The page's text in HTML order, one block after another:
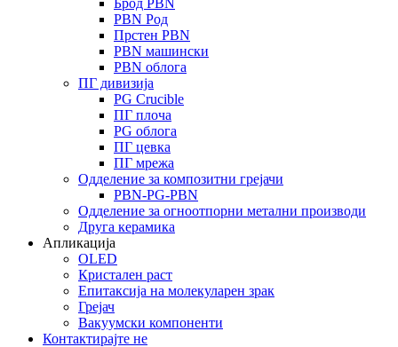
Брод PBN
PBN Род
Прстен PBN
PBN машински
PBN облога
ПГ дивизија
PG Crucible
ПГ плоча
PG облога
ПГ цевка
ПГ мрежа
Одделение за композитни грејачи
PBN-PG-PBN
Одделение за огноотпорни метални производи
Друга керамика
Апликација
OLED
Кристален раст
Епитаксија на молекуларен зрак
Грејач
Вакуумски компоненти
Контактирајте не